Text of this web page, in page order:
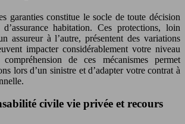
garanties constitue le socle de toute décision
habitation. Ces protections, loin
assureur à l’autre, présentent des variations
impacter considérablement votre niveau
de ces mécanismes permet
lors d’un sinistre et d’adapter votre contrat à
civile vie privée et recours